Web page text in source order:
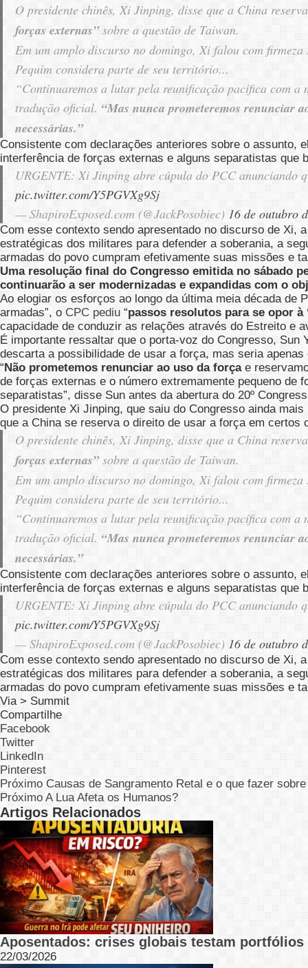
O presidente chinês, Xi Jinping, disse que a China
forças externas” sobre a questão de Taiwan.
Em um amplo discurso no domingo, Xi falou com
Pequim considera parte de seu território...
“Continuaremos a lutar pela reunificação pacífica com a
tradução oficial. “Mas nunca prometeremos renunciar
necessárias.”
Consistente com declarações anteriores sobre o assunto,
interferência de forças externas e alguns separatistas que
URGENTE: Xi Jinping abre cúpula do PCC anunciando
pic.twitter.com/Y5PGVXg9Sj
— ShapiroExposed.com (@JackPosobiec) 16 de outubro
Com esse contexto sendo apresentado no discurso de Xi,
estratégicas dos militares para defender a soberania, a
armadas do povo cumpram efetivamente suas missões e
Uma resolução final do Congresso emitida no sábado
continuarão a ser modernizadas e expandidas com o
Ao elogiar os esforços ao longo da última meia década de
armadas”, o CPC pediu “passos resolutos para se opor à
capacidade de conduzir as relações através do Estreito e
É importante ressaltar que o porta-voz do Congresso, Sun
descarta a possibilidade de usar a força, mas seria
“Não prometemos renunciar ao uso da força e
de forças externas e o número extremamente pequeno de
separatistas”, disse Sun antes da abertura do 20º
O presidente Xi Jinping, que saiu do Congresso ainda
que a China se reserva o direito de usar a força em certos
O presidente chinês, Xi Jinping, disse que a China
forças externas” sobre a questão de Taiwan.
Em um amplo discurso no domingo, Xi falou com
Pequim considera parte de seu território...
“Continuaremos a lutar pela reunificação pacífica com a
tradução oficial. “Mas nunca prometeremos renunciar
necessárias.”
Consistente com declarações anteriores sobre o assunto,
interferência de forças externas e alguns separatistas que
URGENTE: Xi Jinping abre cúpula do PCC anunciando
pic.twitter.com/Y5PGVXg9Sj
— ShapiroExposed.com (@JackPosobiec) 16 de outubro
Com esse contexto sendo apresentado no discurso de Xi,
estratégicas dos militares para defender a soberania, a
armadas do povo cumpram efetivamente suas missões e
Via > Summit
Compartilhe
Facebook
Twitter
LinkedIn
Pinterest
Próximo Causas de Sangramento Retal e o que fazer
Próximo A Lua Afeta os Humanos?
Artigos Relacionados
Aposentados: crises globais testam
22/03/2026